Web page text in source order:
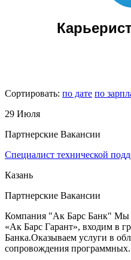
Сортировать: по дате по
29 Июля
Партнерские Вакансии
Специалист технической
Казань
Партнерские Вакансии
Компания "Ак Барс Банк" Мы
«Ак Барс Гарант», входим в
Банка.Оказываем услуги в
сопровождения